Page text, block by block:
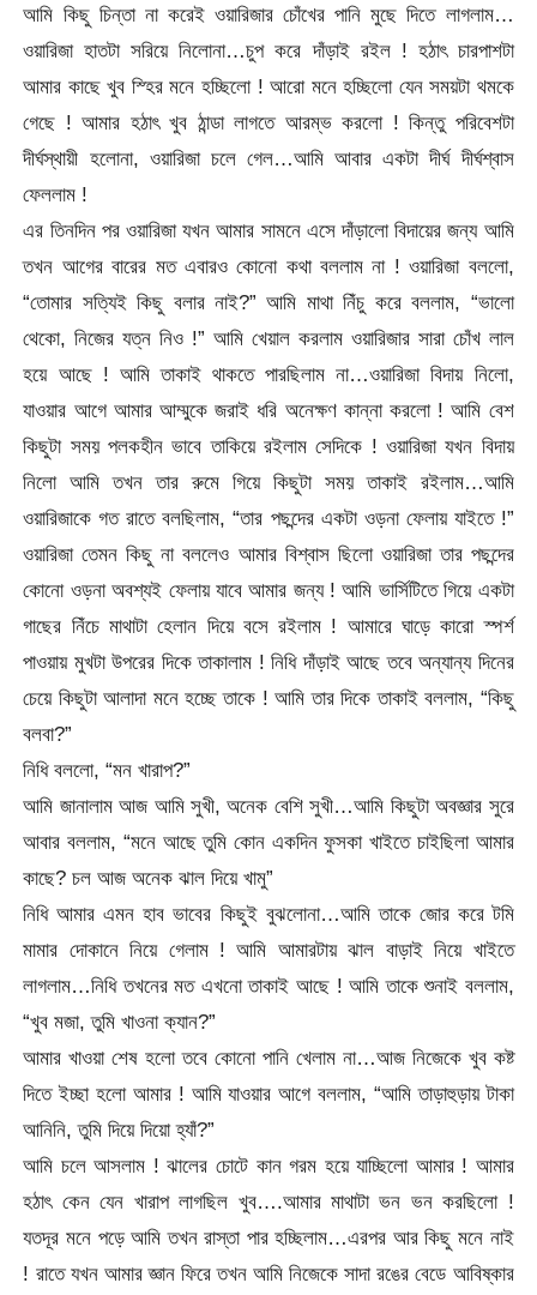
আমি কিছু চিন্তা না করেই ওয়ারিজার চোঁখের পানি মুছে দিতে লাগলাম…
ওয়ারিজা হাতটা সরিয়ে নিলোনা…চুপ করে দাঁড়াই রইল ! হঠাৎ চারপাশটা
আমার কাছে খুব স্হির মনে হচ্ছিলো ! আরো মনে হচ্ছিলো যেন সময়টা থমকে
গেছে ! আমার হঠাৎ খুব ঠান্ডা লাগতে আরম্ভ করলো ! কিন্তু পরিবেশটা
দীর্ঘস্থায়ী হলোনা, ওয়ারিজা চলে গেল…আমি আবার একটা দীর্ঘ দীর্ঘশ্বাস
ফেললাম !
এর তিনদিন পর ওয়ারিজা যখন আমার সামনে এসে দাঁড়ালো বিদায়ের জন্য আমি
তখন আগের বারের মত এবারও কোনো কথা বললাম না ! ওয়ারিজা বললো,
“তোমার সত্যিই কিছু বলার নাই?” আমি মাথা নিঁচু করে বললাম, “ভালো
থেকো, নিজের যত্ন নিও !” আমি খেয়াল করলাম ওয়ারিজার সারা চোঁখ লাল
হয়ে আছে ! আমি তাকাই থাকতে পারছিলাম না…ওয়ারিজা বিদায় নিলো,
যাওয়ার আগে আমার আম্মুকে জরাই ধরি অনেক্ষণ কান্না করলো ! আমি বেশ
কিছুটা সময় পলকহীন ভাবে তাকিয়ে রইলাম সেদিকে ! ওয়ারিজা যখন বিদায়
নিলো আমি তখন তার রুমে গিয়ে কিছুটা সময় তাকাই রইলাম…আমি
ওয়ারিজাকে গত রাতে বলছিলাম, “তার পছন্দের একটা ওড়না ফেলায় যাইতে !”
ওয়ারিজা তেমন কিছু না বললেও আমার বিশ্বাস ছিলো ওয়ারিজা তার পছন্দের
কোনো ওড়না অবশ্যই ফেলায় যাবে আমার জন্য ! আমি ভার্সিটিতে গিয়ে একটা
গাছের নিঁচে মাথাটা হেলান দিয়ে বসে রইলাম ! আমারে ঘাড়ে কারো স্পর্শ
পাওয়ায় মুখটা উপরের দিকে তাকালাম ! নিধি দাঁড়াই আছে তবে অন্যান্য দিনের
চেয়ে কিছুটা আলাদা মনে হচ্ছে তাকে ! আমি তার দিকে তাকাই বললাম, “কিছু
বলবা?”
নিধি বললো, “মন খারাপ?”
আমি জানালাম আজ আমি সুখী, অনেক বেশি সুখী…আমি কিছুটা অবজ্ঞার সুরে
আবার বললাম, “মনে আছে তুমি কোন একদিন ফুসকা খাইতে চাইছিলা আমার
কাছে? চল আজ অনেক ঝাল দিয়ে খামু”
নিধি আমার এমন হাব ভাবের কিছুই বুঝলোনা…আমি তাকে জোর করে টমি
মামার দোকানে নিয়ে গেলাম ! আমি আমারটায় ঝাল বাড়াই নিয়ে খাইতে
লাগলাম…নিধি তখনের মত এখনো তাকাই আছে ! আমি তাকে শুনাই বললাম,
“খুব মজা, তুমি খাওনা ক্যান?”
আমার খাওয়া শেষ হলো তবে কোনো পানি খেলাম না…আজ নিজেকে খুব কষ্ট
দিতে ইচ্ছা হলো আমার ! আমি যাওয়ার আগে বললাম, “আমি তাড়াহুড়ায় টাকা
আনিনি, তুমি দিয়ে দিয়ো হ্যাঁ?”
আমি চলে আসলাম ! ঝালের চোটে কান গরম হয়ে যাচ্ছিলো আমার ! আমার
হঠাৎ কেন যেন খারাপ লাগছিল খুব….আমার মাথাটা ভন ভন করছিলো !
যতদূর মনে পড়ে আমি তখন রাস্তা পার হচ্ছিলাম…এরপর আর কিছু মনে নাই
! রাতে যখন আমার জ্ঞান ফিরে তখন আমি নিজেকে সাদা রঙের বেডে আবিষ্কার